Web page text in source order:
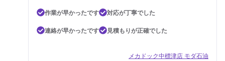
作業が早かったです
対応が丁寧でした
連絡が早かったです
見積もりが正確でした
メカドック中標津店 モダ石油